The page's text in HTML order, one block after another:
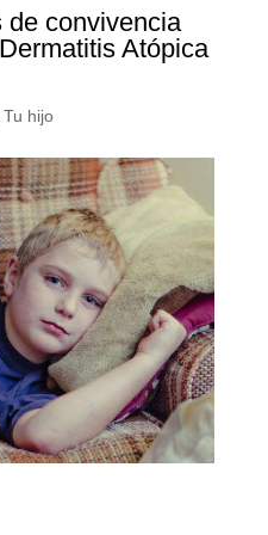
de convivencia
Atópica
Tu hijo